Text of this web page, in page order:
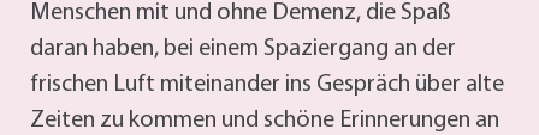
Menschen mit und ohne Demenz, die Spaß
daran haben, bei einem Spaziergang an der
frischen Luft miteinander ins Gespräch über alte
Zeiten zu kommen und schöne Erinnerungen an